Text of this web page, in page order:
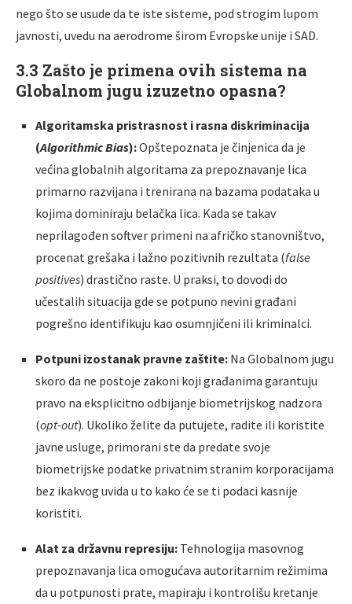
nego što se usude da te iste sisteme, pod strogim lupom
javnosti, uvedu na aerodrome širom Evropske unije i SAD.
3.3 Zašto je primena ovih sistema na
Globalnom jugu izuzetno opasna?
Algoritamska pristrasnost i rasna diskriminacija
(Algorithmic Bias):Opštepoznata je činjenica da je
većina globalnih algoritama za prepoznavanje lica
primarno razvijana i trenirana na bazama podataka u
kojima dominiraju belačka lica. Kada se takav
neprilagođen softver primeni na afričko stanovništvo,
procenat grešaka i lažno pozitivnih rezultata (false
positives) drastično raste. U praksi, to dovodi do
učestalih situacija gde se potpuno nevini građani
pogrešno identifikuju kao osumnjičeni ili kriminalci.
Potpuni izostanak pravne zaštite: Na Globalnom jugu
skoro da ne postoje zakoni koji građanima garantuju
pravo na eksplicitno odbijanje biometrijskog nadzora
(opt-out). Ukoliko želite da putujete, radite ili koristite
javne usluge, primorani ste da predate svoje
biometrijske podatke privatnim stranim korporacijama
bez ikakvog uvida u to kako će se ti podaci kasnije
koristiti.
Alat za državnu represiju: Tehnologija masovnog
prepoznavanja lica omogućava autoritarnim režimima
da u potpunosti prate, mapiraju i kontrolišu kretanje